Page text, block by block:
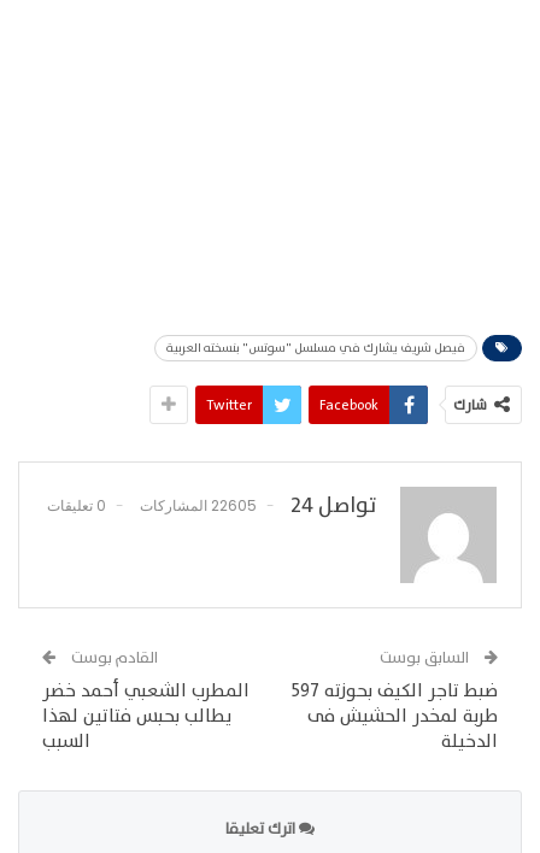
فيصل شريف يشارك في مسلسل "سوتس" بنسخته العربية
شارك Facebook
Twitter
تواصل 24 22605 المشاركات 0 تعليقات
السابق بوست
ضبط تاجر الكيف بحوزته 597
طربة لمخدر الحشيش فى
الدخيلة
القادم بوست
المطرب الشعبي أحمد خضر
يطالب بحبس فتاتين لهذا
السبب
اترك تعليقا